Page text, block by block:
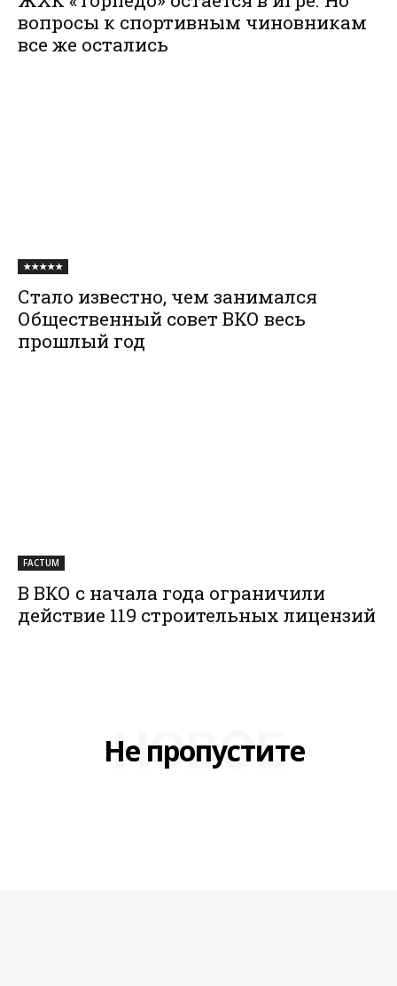
вопросы к спортивным чиновникам
все же остались
★★★★★
Стало известно, чем занимался
Общественный совет ВКО весь
прошлый год
FACTUM
В ВКО с начала года ограничили
действие 119 строительных лицензий
Не пропустите
НОВОЕ